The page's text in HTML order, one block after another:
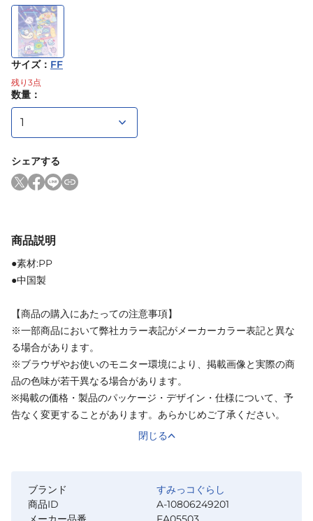
サイズ： FF
残り 3点
数量：
シェアする
商品説明
●素材:PP
●中国製
【商品の購入にあたっての注意事項】
※一部商品において弊社カラー表記がメーカーカラー表記と異な
る場合があります。
※ブラウザやお使いのモニター環境により、掲載画像と実際の商
品の色味が若干異なる場合があります。
※掲載の価格・製品のパッケージ・デザイン・仕様について、予
告なく変更することがあります。あらかじめご了承ください。
閉じる
ブランド
すみっコぐらし
商品ID
A-10806249201